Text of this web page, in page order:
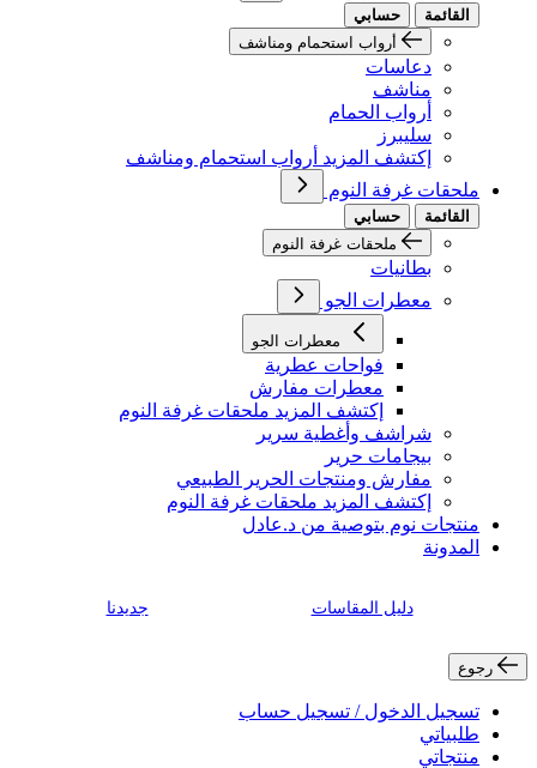
القائمة
حسابي
أرواب استحمام ومناشف
دعاسات
مناشف
أرواب الحمام
سليبرز
إكتشف المزيد أرواب استحمام ومناشف
ملحقات غرفة النوم
القائمة
حسابي
ملحقات غرفة النوم
بطانيات
معطرات الجو
معطرات الجو
فواحات عطرية
معطرات مفارش
إكتشف المزيد ملحقات غرفة النوم
شراشف وأغطية سرير
بيجامات حرير
مفارش ومنتجات الحرير الطبيعي
إكتشف المزيد ملحقات غرفة النوم
منتجات نوم بتوصية من د.عادل
المدونة
دليل المقاسات جديدنا
رجوع
تسجيل الدخول / تسجيل حساب
طلبياتي
منتجاتي